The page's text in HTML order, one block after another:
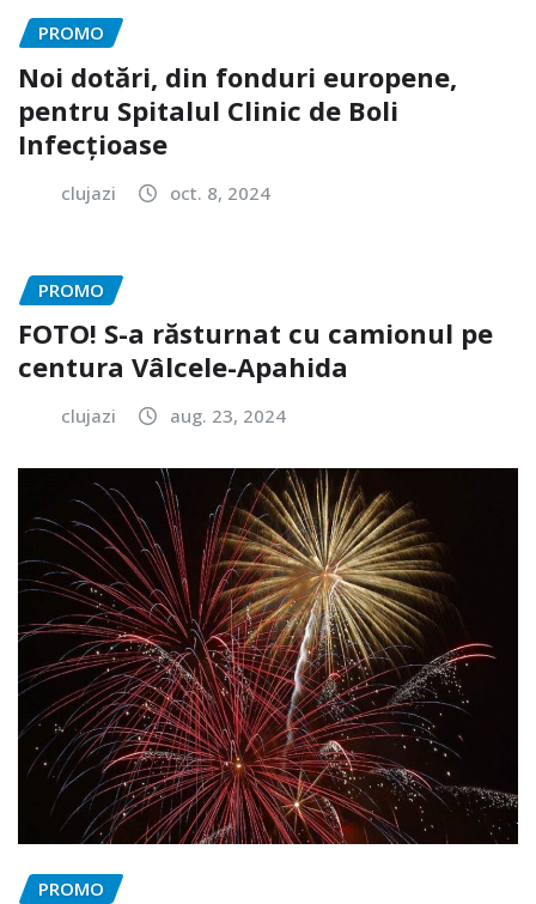
PROMO
Noi dotări, din fonduri europene,
pentru Spitalul Clinic de Boli
Infecțioase
clujazi oct. 8, 2024
PROMO
FOTO! S-a răsturnat cu camionul pe
centura Vâlcele-Apahida
clujazi aug. 23, 2024
PROMO